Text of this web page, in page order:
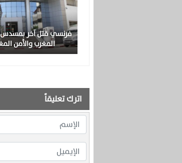
فرنسي قتل آخر
المغرب والأمن
اترك تعليقاً